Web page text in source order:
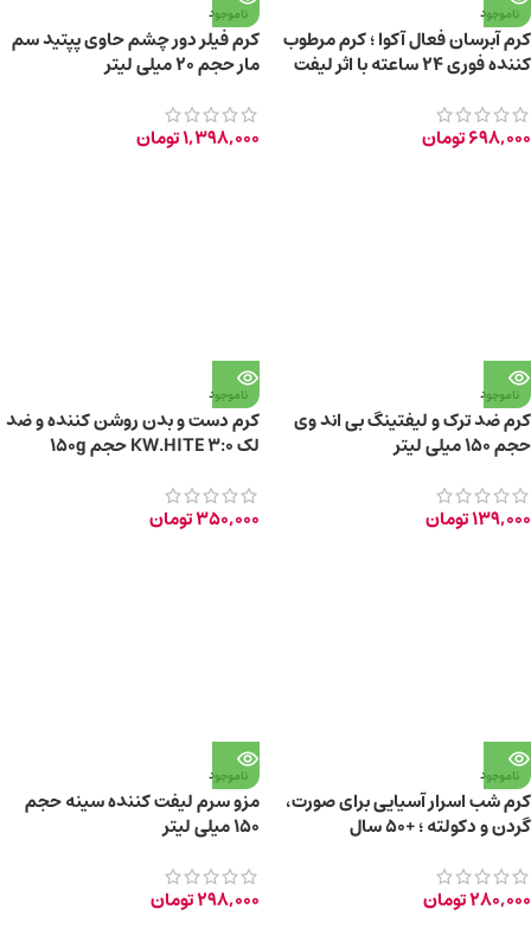
ناموجود
کرم آبرسان فعال آکوا ؛ کرم مرطوب
کننده فوری 24 ساعته با اثر لیفت
698,000تومان
ناموجود
کرم فیلر دور چشم حاوی پپتید سم
مار حجم ۲۰ میلی لیتر
1,398,000تومان
ناموجود
کرم ضد ترک و لیفتینگ بی اند وی
حجم ۱۵۰ میلی لیتر
139,000تومان
ناموجود
کرم دست و بدن روشن کننده و ضد
لک KW.HITE 3:0 حجم 150g
350,000تومان
ناموجود
کرم شب اسرار آسیایی برای صورت،
گردن و دکولته ؛ +50 سال
280,000تومان
ناموجود
مزو سرم لیفت کننده سینه حجم
۱۵۰ میلی لیتر
298,000تومان